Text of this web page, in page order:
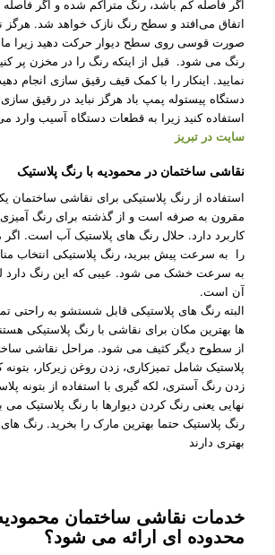
اگر فاصله کم باشد، رنگ متراکم شده و اگر فاصله
اتفاق می‌افتد و سطح رنگ نازک خواهد شد. هرگز
صورت قوسی روی سطح دیوار حرکت دهید زیرا
رنگ می‌ شود. قبل از اینکه رنگ را در مخزن پر
نمایید. اینکار را با کمک قیف رقیق سازی انجام
دستگاه پیستوله پمپ باد هرگز نباید در رقیق سازی
استفاده کنید زیرا به قطعات دستگاه آسیب وارد
سایت در تبریز
نقاشی ساختمان در محمودیه با رنگ پلاستیک
استفاده از رنگ پلاستیکی برای نقاشی ساختمان
مقرون به صرفه است و از گذشته برای رنگ
کاربرد دارد. حلال رنگ های پلاستیک آب است. اگر
را به سرعت پیش ببرید، رنگ پلاستیکی انتخاب
به سرعت خشک می شود. عیبی که این رنگ دارد
آن است.
البته رنگ های پلاستیکی قابل شستشو به
ها بهترین مکان برای نقاشی با رنگ پلاستیکی
از سطوح دیگر کثیف می شود. مراحل نقاشی
پلاستیک شامل تمیزکاری، زدن روغن زیرکار،
زدن رنگ آستری، لکه گیری با استفاده از بتونه
نهایی یعنی رنگ کردن دیوارها با رنگ پلاستیک
رنگ پلاستیک حتما بهترین مارک را بخرید. رنگ‌
بهتری دارند
خدمات نقاشی ساختمان
محدوده ای ارائه می شود؟